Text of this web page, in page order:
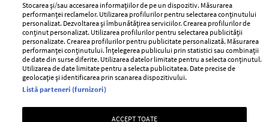
Sezonul reducerilor cu stil!
BRUNELLO CUCINELLI
Perioada mult asteptata a sezonului a sosit: reducerile!
Stocarea și/sau accesarea informațiilor de pe un dispozitiv. Măsurarea
performanței reclamelor. Utilizarea profilurilor pentru selectarea conținutului
personalizat. Dezvoltarea și îmbunătățirea serviciilor. Crearea profilurilor de
conținut personalizat. Utilizarea profilurilor pentru selectarea publicității
personalizate. Crearea profilurilor pentru publicitate personalizată. Măsurarea
performanței conținutului. Înțelegerea publicului prin statistici sau combinații
de date din surse diferite. Utilizarea datelor limitate pentru a selecta conținutul.
Utilizarea de date limitate pentru a selecta publicitatea. Date precise de
geolocație și identificarea prin scanarea dispozitivului.
Listă parteneri (furnizori)
ACCEPT TOATE